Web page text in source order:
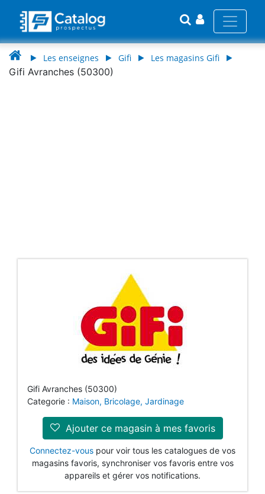
Les enseignes Gifi Les magasins Gifi
Gifi Avranches (50300)
Gifi Avranches (50300)
Categorie : Maison, Bricolage, Jardinage
Ajouter ce magasin à mes favoris
Connectez-vous pour voir tous les catalogues de vos
magasins favoris, synchroniser vos favoris entre vos
appareils et gérer vos notifications.